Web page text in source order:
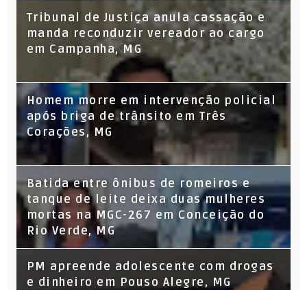
Tribunal de Justiça anula cassação e
manda reconduzir vereador ao cargo
em Campanha, MG
Homem morre em intervenção policial
após briga de trânsito em Três
Corações, MG
Batida entre ônibus de romeiros e
tanque de leite deixa duas mulheres
mortas na MGC-267 em Conceição do
Rio Verde, MG
PM apreende adolescente com drogas
e dinheiro em Pouso Alegre, MG